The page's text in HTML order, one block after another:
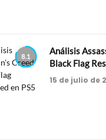
8.1
Análisis
Black Flag
15 de julio de